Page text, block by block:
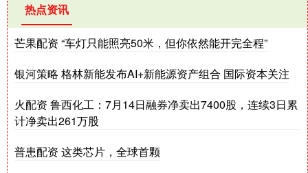
热点资讯
芒果配资 “车灯只能照亮50米，但你依然能开完全程”
银河策略 格林新能发布AI+新能源资产组合 国际资本关注
火配资 鲁西化工：7月14日融券净卖出7400股，连续3日累
计净卖出261万股
普患配资 这类芯片，全球首颗